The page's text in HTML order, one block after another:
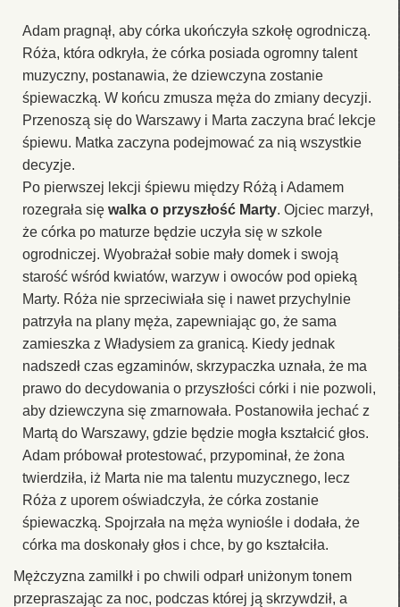
Adam pragnął, aby córka ukończyła szkołę ogrodniczą.
Róża, która odkryła, że córka posiada ogromny talent
muzyczny, postanawia, że dziewczyna zostanie
śpiewaczką. W końcu zmusza męża do zmiany decyzji.
Przenoszą się do Warszawy i Marta zaczyna brać lekcje
śpiewu. Matka zaczyna podejmować za nią wszystkie
decyzje.
Po pierwszej lekcji śpiewu między Różą i Adamem
rozegrała się walka o przyszłość Marty. Ojciec marzył,
że córka po maturze będzie uczyła się w szkole
ogrodniczej. Wyobrażał sobie mały domek i swoją
starość wśród kwiatów, warzyw i owoców pod opieką
Marty. Róża nie sprzeciwiała się i nawet przychylnie
patrzyła na plany męża, zapewniając go, że sama
zamieszka z Władysiem za granicą. Kiedy jednak
nadszedł czas egzaminów, skrzypaczka uznała, że ma
prawo do decydowania o przyszłości córki i nie pozwoli,
aby dziewczyna się zmarnowała. Postanowiła jechać z
Martą do Warszawy, gdzie będzie mogła kształcić głos.
Adam próbował protestować, przypominał, że żona
twierdziła, iż Marta nie ma talentu muzycznego, lecz
Róża z uporem oświadczyła, że córka zostanie
śpiewaczką. Spojrzała na męża wyniośle i dodała, że
córka ma doskonały głos i chce, by go kształciła.
Mężczyzna zamilkł i po chwili odparł uniżonym tonem
przepraszając za noc, podczas której ją skrzywdził, a